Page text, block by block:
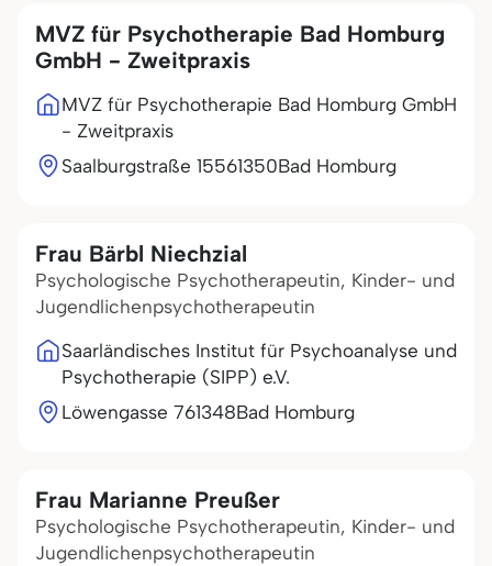
MVZ für Psychotherapie Bad Homburg
GmbH - Zweitpraxis
MVZ für Psychotherapie Bad Homburg GmbH
- Zweitpraxis
Saalburgstraße 15561350Bad Homburg
Frau Bärbl Niechzial
Psychologische Psychotherapeutin, Kinder- und
Jugendlichenpsychotherapeutin
Saarländisches Institut für Psychoanalyse und
Psychotherapie (SIPP) e.V.
Löwengasse 761348Bad Homburg
Frau Marianne Preußer
Psychologische Psychotherapeutin, Kinder- und
Jugendlichenpsychotherapeutin